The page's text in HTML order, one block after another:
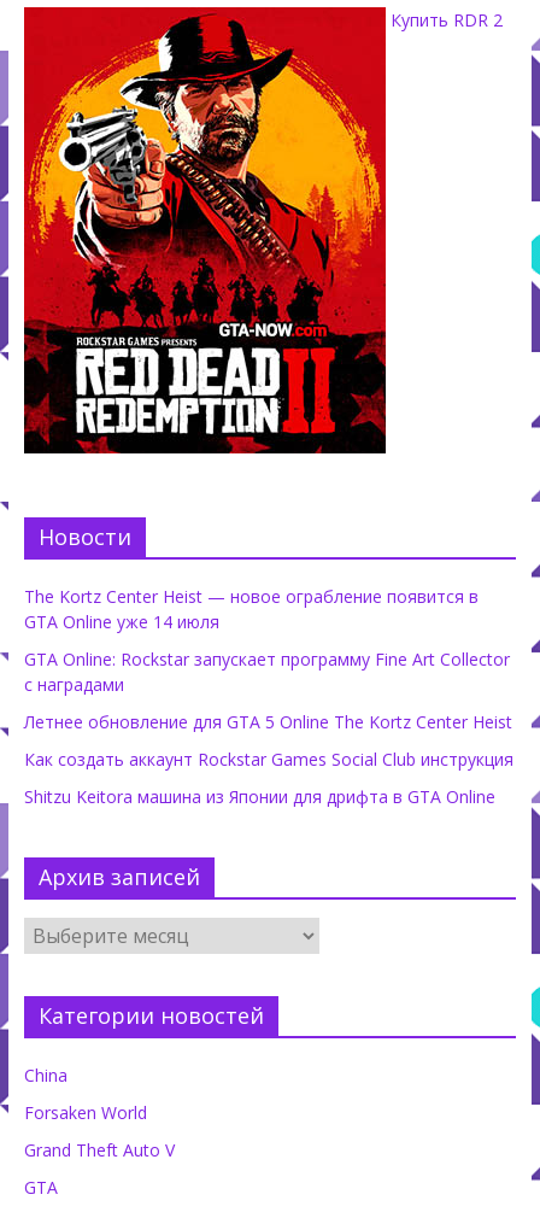
Купить RDR 2
Новости
The Kortz Center Heist — новое ограбление появится в
GTA Online уже 14 июля
GTA Online: Rockstar запускает программу Fine Art Collector
с наградами
Летнее обновление для GTA 5 Online The Kortz Center Heist
Как создать аккаунт Rockstar Games Social Club инструкция
Shitzu Keitora машина из Японии для дрифта в GTA Online
Архив записей
Категории новостей
China
Forsaken World
Grand Theft Auto V
GTA